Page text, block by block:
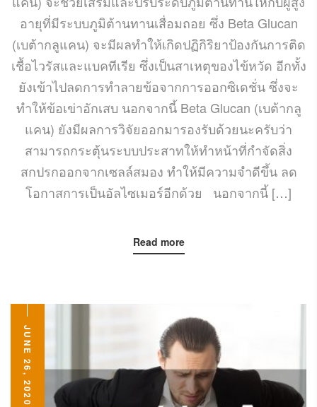
อายุที่มีระบบภูมิต้านทานเสื่อมถอย ซึ่ง Beta Glucan
(เบต้ากลูแคน) จะมีผลทำให้เกิดปฏิกิริยาป้องกันการติด
เชื้อไวรัสและแบคทีเรีย ซึ่งเป็นสาเหตุของไข้หวัด อีกทั้ง
ยังเข้าไปลดการทำลายข้อจากการออกซิเดชั่น ซึ่งจะ
ทำให้ข้อเข่าอักเสบ นอกจากนี้ Beta Glucan (เบต้ากลู
แคน) ยังมีผลการวิจัยออกมารองรับด้วยนะครับว่า
สามารถกระตุ้นระบบประสาทให้ทำหน้าที่กำจัดสิ่ง
สกปรกออกจากเซลล์สมอง ทำให้มีความจำดีขึ้น ลด
โอกาสการเป็นอัลไซเมอร์อีกด้วย นอกจากนี้ […]
Read more
JUNE 26, 2020